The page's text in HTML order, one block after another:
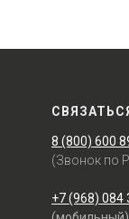
8 (800) 600
(Звонок по
+7 (968) 084